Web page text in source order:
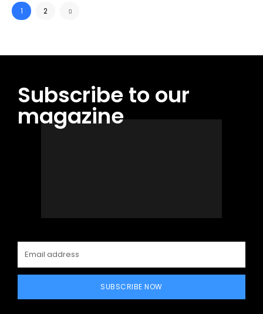
1 2
Subscribe to our
magazine
SUBSCRIBE NOW